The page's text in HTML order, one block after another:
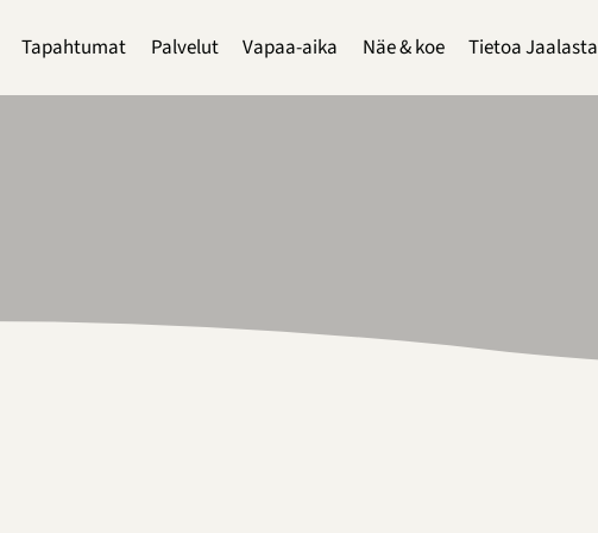
Tapahtumat Palvelut Vapaa-aika Näe & koe Tietoa Jaalasta